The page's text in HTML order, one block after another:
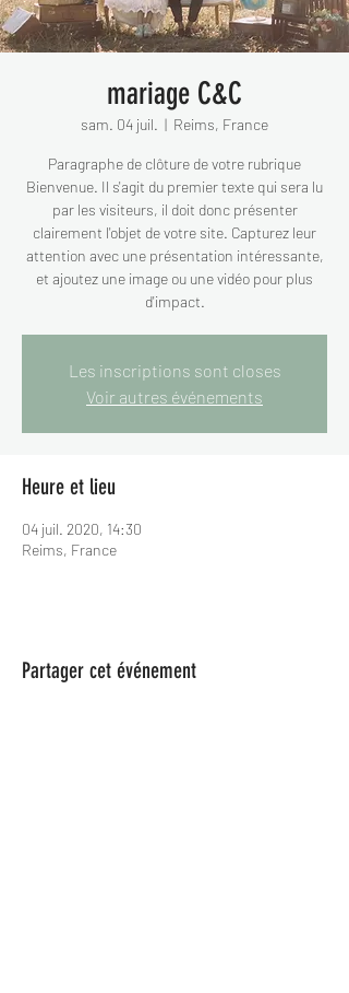
mariage C&C
sam. 04 juil.
  |
Reims, France
Paragraphe de clôture de votre rubrique
Bienvenue. Il s'agit du premier texte qui sera lu
par les visiteurs, il doit donc présenter
clairement l'objet de votre site. Capturez leur
attention avec une présentation intéressante,
et ajoutez une image ou une vidéo pour plus
d'impact.
Les inscriptions sont closes
Voir autres événements
Heure et lieu
04 juil. 2020, 14:30
Reims, France
Partager cet événement